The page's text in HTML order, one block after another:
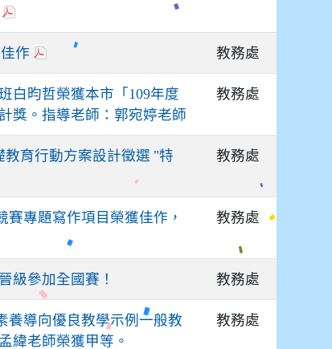
作 教務處
白昀哲榮獲本市「109年度
獎。指導老師：郭宛婷老師
教務處
教育行動方案設計徵選 "特
教務處
專題寫作項目榮獲佳作，
教務處
級參加全國賽！ 教務處
養導向優良教學示例一般教
緯老師榮獲甲等。
教務處